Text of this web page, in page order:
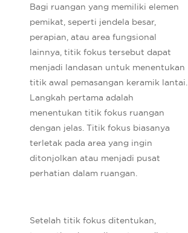
Bagi ruangan yang memiliki elemen
pemikat, seperti jendela besar,
perapian, atau area fungsional
lainnya, titik fokus tersebut dapat
menjadi landasan untuk menentukan
titik awal pemasangan keramik lantai.
Langkah pertama adalah
menentukan titik fokus ruangan
dengan jelas. Titik fokus biasanya
terletak pada area yang ingin
ditonjolkan atau menjadi pusat
perhatian dalam ruangan.
Setelah titik fokus ditentukan,